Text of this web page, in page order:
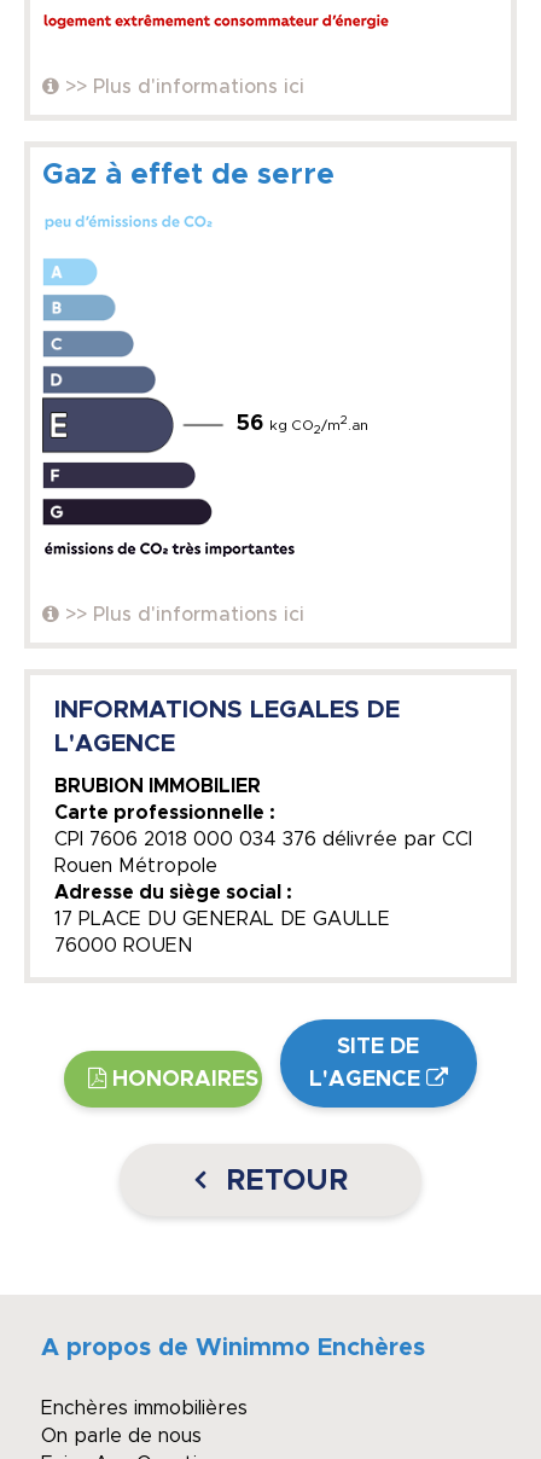
>> Plus d'informations ici
Gaz à effet de serre
56 kg CO2/m2 .an
>> Plus d'informations ici
INFORMATIONS LEGALES DE
L'AGENCE
BRUBION IMMOBILIER
Carte professionnelle :
CPI 7606 2018 000 034 376 délivrée par CCI
Rouen Métropole
Adresse du siège social :
17 PLACE DU GENERAL DE GAULLE
76000 ROUEN
HONORAIRES
SITE DE
L'AGENCE
RETOUR
A propos de Winimmo Enchères
Enchères immobilières
On parle de nous